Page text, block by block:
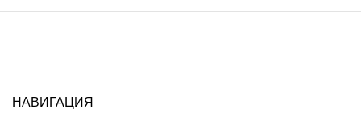
НАВИГАЦИЯ